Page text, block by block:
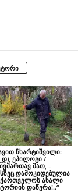
ჩხარტიშვილი:
ეპილოგი /
მათ, –
დამოკიდებულია
ახალი
დაწერა!..“